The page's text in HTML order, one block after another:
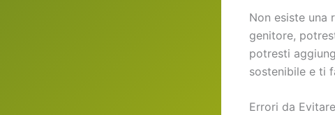
Non esiste una
genitore,
potresti
sostenibile e ti
Errori da Evitare